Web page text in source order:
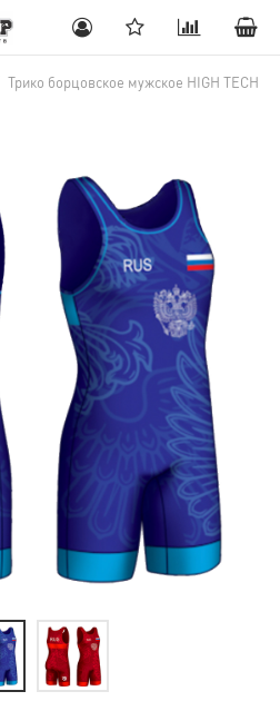
Трико борцовское мужское HIGH TECH